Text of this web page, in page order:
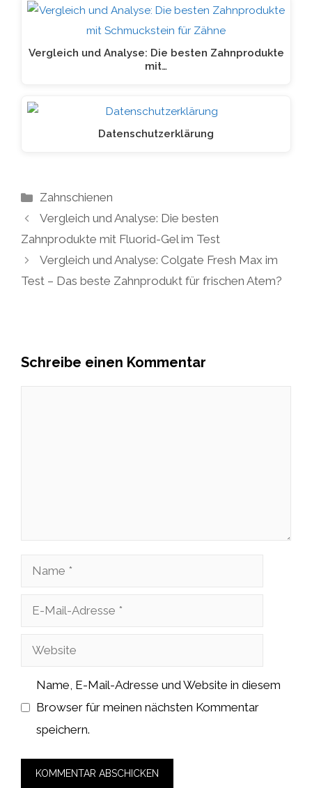
Vergleich und Analyse: Die besten Zahnprodukte
mit…
Datenschutzerklärung
Kategorien
Zahnschienen
Vergleich und Analyse: Die besten
Zahnprodukte mit Fluorid-Gel im Test
Vergleich und Analyse: Colgate Fresh Max im
Test – Das beste Zahnprodukt für frischen Atem?
Schreibe einen Kommentar
Name
Adresse
Website
Name, E-Mail-Adresse und Website in diesem
Browser für meinen nächsten Kommentar
speichern.